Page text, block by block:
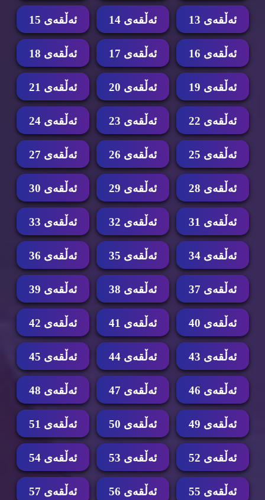
ئه‌ڵقه‌ی 13 ئه‌ڵقه‌ی 14 ئه‌ڵقه‌ی 15
ئه‌ڵقه‌ی 16 ئه‌ڵقه‌ی 17 ئه‌ڵقه‌ی 18
ئه‌ڵقه‌ی 19 ئه‌ڵقه‌ی 20 ئه‌ڵقه‌ی 21
ئه‌ڵقه‌ی 22 ئه‌ڵقه‌ی 23 ئه‌ڵقه‌ی 24
ئه‌ڵقه‌ی 25 ئه‌ڵقه‌ی 26 ئه‌ڵقه‌ی 27
ئه‌ڵقه‌ی 28 ئه‌ڵقه‌ی 29 ئه‌ڵقه‌ی 30
ئه‌ڵقه‌ی 31 ئه‌ڵقه‌ی 32 ئه‌ڵقه‌ی 33
ئه‌ڵقه‌ی 34 ئه‌ڵقه‌ی 35 ئه‌ڵقه‌ی 36
ئه‌ڵقه‌ی 37 ئه‌ڵقه‌ی 38 ئه‌ڵقه‌ی 39
ئه‌ڵقه‌ی 40 ئه‌ڵقه‌ی 41 ئه‌ڵقه‌ی 42
ئه‌ڵقه‌ی 43 ئه‌ڵقه‌ی 44 ئه‌ڵقه‌ی 45
ئه‌ڵقه‌ی 46 ئه‌ڵقه‌ی 47 ئه‌ڵقه‌ی 48
ئه‌ڵقه‌ی 49 ئه‌ڵقه‌ی 50 ئه‌ڵقه‌ی 51
ئه‌ڵقه‌ی 52 ئه‌ڵقه‌ی 53 ئه‌ڵقه‌ی 54
ئه‌ڵقه‌ی 55 ئه‌ڵقه‌ی 56 ئه‌ڵقه‌ی 57